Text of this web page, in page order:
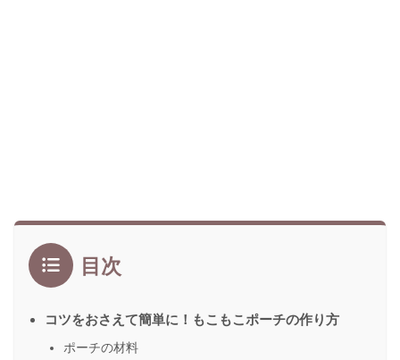
目次
コツをおさえて簡単に！もこもこポーチの作り方
ポーチの材料